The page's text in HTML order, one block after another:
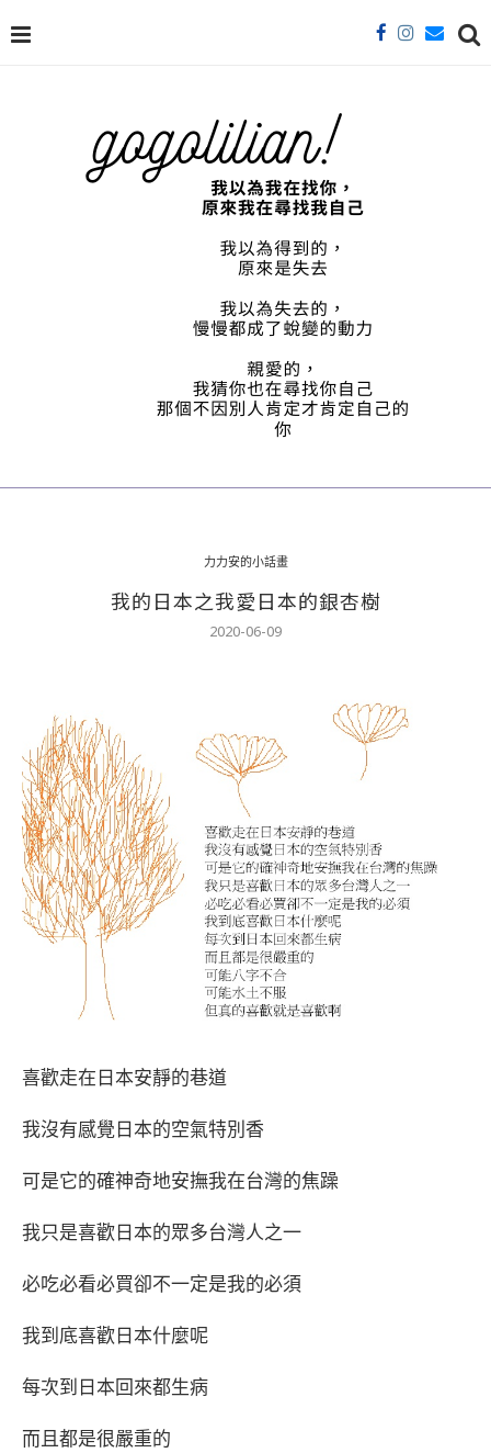
力力安的小話畫
我的日本之我愛日本的銀杏樹
2020-06-09
喜歡走在日本安靜的巷道
我沒有感覺日本的空氣特別香
可是它的確神奇地安撫我在台灣的焦躁
我只是喜歡日本的眾多台灣人之一
必吃必看必買卻不一定是我的必須
我到底喜歡日本什麼呢
每次到日本回來都生病
而且都是很嚴重的